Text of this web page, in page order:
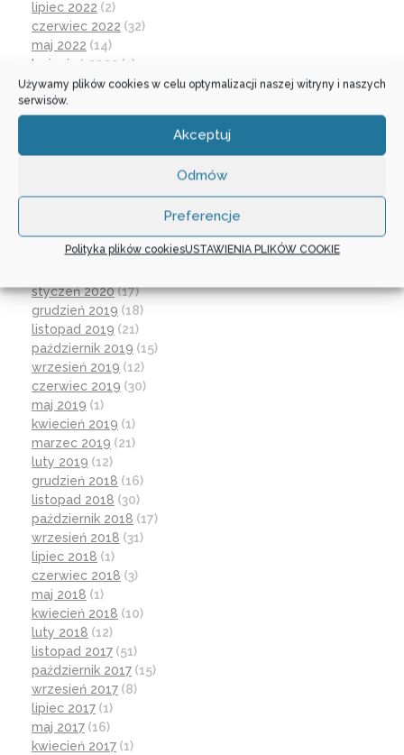
Używamy plików cookies w celu optymalizacji naszej witryny i naszych
serwisów.
Akceptuj
Odmów
Preferencje
Polityka plików cookiesUSTAWIENIA PLIKÓW COOKIE
lipiec 2022 (2)
czerwiec 2022 (32)
maj 2022 (14)
kwiecień 2022 (1)
marzec 2022(16)
październik 2021
lipiec 2021(2)
wrzesień 2020(23)
maj 2020(1)
kwiecień 2020(1)
styczeń 2020(17)
grudzień 2019 (18)
listopad 2019 (21)
październik 2019 (15)
wrzesień 2019 (12)
czerwiec 2019 (30)
maj 2019 (1)
kwiecień 2019 (1)
marzec 2019 (21)
luty 2019 (12)
grudzień 2018 (16)
listopad 2018 (30)
październik 2018 (17)
wrzesień 2018 (31)
lipiec 2018 (1)
czerwiec 2018 (3)
maj 2018 (1)
kwiecień 2018 (10)
luty 2018 (12)
listopad 2017 (51)
październik 2017 (15)
wrzesień 2017 (8)
lipiec 2017 (1)
maj 2017 (16)
kwiecień 2017 (1)